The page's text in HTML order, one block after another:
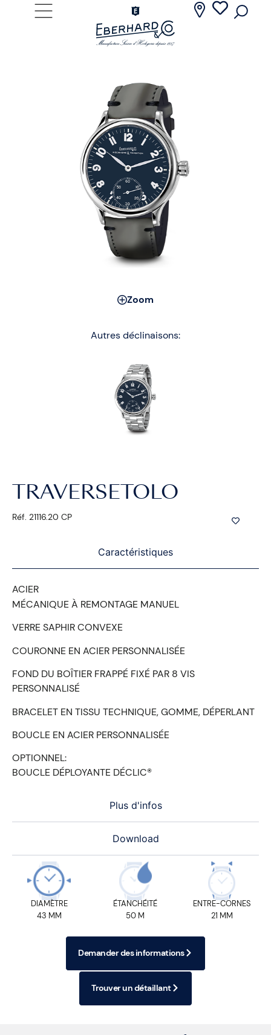
Zoom
Autres déclinaisons:
TRAVERSETOLO
Réf. 21116.20 CP
Caractéristiques
Plus d'infos
Download
ACIER
MÉCANIQUE À REMONTAGE MANUEL
VERRE SAPHIR CONVEXE
COURONNE EN ACIER PERSONNALISÉE
FOND DU BOÎTIER FRAPPÉ FIXÉ PAR 8 VIS
PERSONNALISÉ
BRACELET EN TISSU TECHNIQUE, GOMME, DÉPERLANT
BOUCLE EN ACIER PERSONNALISÉE
OPTIONNEL:
BOUCLE DÉPLOYANTE DÉCLIC®
DIAMÈTRE
43 MM
ÉTANCHÉITÉ
50 M
ENTRE-CORNES
21 MM
Demander des informations
Trouver un détaillant